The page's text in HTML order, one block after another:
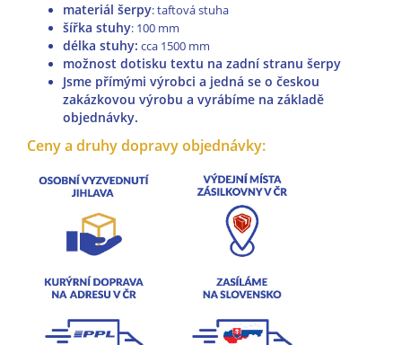
materiál šerpy: taftová stuha
šířka stuhy: 100 mm
délka stuhy: cca 1500 mm
možnost dotisku textu na zadní stranu šerpy
Jsme přímými výrobci a jedná se o českou
zakázkovou výrobu a vyrábíme na základě
objednávky.
Ceny a druhy dopravy objednávky: